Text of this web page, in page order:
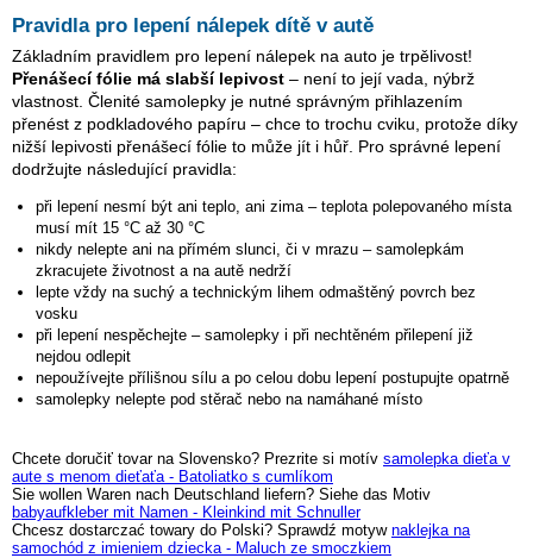
Pravidla pro lepení nálepek dítě v autě
Základním pravidlem pro lepení nálepek na auto je trpělivost!
Přenášecí fólie má slabší lepivost – není to její vada, nýbrž
vlastnost. Členité samolepky je nutné správným přihlazením
přenést z podkladového papíru – chce to trochu cviku, protože díky
nižší lepivosti přenášecí fólie to může jít i hůř. Pro správné lepení
dodržujte následující pravidla:
při lepení nesmí být ani teplo, ani zima – teplota polepovaného místa
musí mít 15 °C až 30 °C
nikdy nelepte ani na přímém slunci, či v mrazu – samolepkám
zkracujete životnost a na autě nedrží
lepte vždy na suchý a technickým lihem odmaštěný povrch bez
vosku
při lepení nespěchejte – samolepky i při nechtěném přilepení již
nejdou odlepit
nepoužívejte přílišnou sílu a po celou dobu lepení postupujte opatrně
samolepky nelepte pod stěrač nebo na namáhané místo
Chcete doručiť tovar na Slovensko? Prezrite si motív samolepka dieťa v
aute s menom dieťaťa - Batoliatko s cumlíkom
Sie wollen Waren nach Deutschland liefern? Siehe das Motiv
babyaufkleber mit Namen - Kleinkind mit Schnuller
Chcesz dostarczać towary do Polski? Sprawdź motyw naklejka na
samochód z imieniem dziecka - Maluch ze smoczkiem